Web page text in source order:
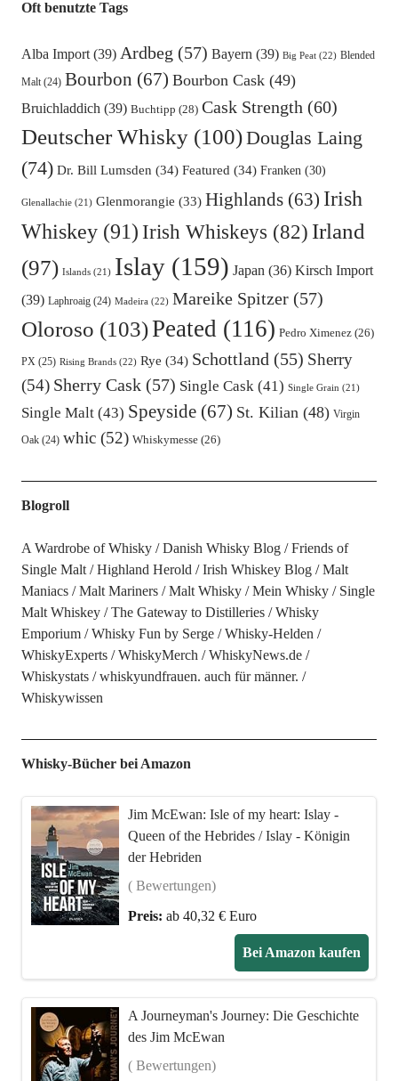
Oft benutzte Tags
Alba Import(39) Ardbeg (57) Bayern(39) Big Peat(22) Blended
Malt(24) Bourbon (67) Bourbon Cask(49)
Bruichladdich(39) Buchtipp (28) Cask Strength (60)
Deutscher Whisky(100)Douglas Laing
(74) Dr. Bill Lumsden (34) Featured(34) Franken(30)
Glenallachie(21) Glenmorangie (33) Highlands(63) Irish
Whiskey(91) Irish Whiskeys (82) Irland
(97) Islands(21) Islay(159) Japan (36) Kirsch Import
(39) Laphroaig(24) Madeira(22) Mareike Spitzer(57)
Oloroso (103)Peated (116) Pedro Ximenez(26)
PX(25) Rising Brands(22) Rye (34) Schottland(55) Sherry
(54) Sherry Cask(57) Single Cask(41) Single Grain(21)
Single Malt(43) Speyside(67) St. Kilian(48) Virgin
Oak(24) whic(52) Whiskymesse(26)
Blogroll
A Wardrobe of Whisky Danish Whisky Blog
Friends of
Single Malt
Highland Herold Irish Whiskey Blog
Malt
Maniacs
Malt Mariners Malt Whisky Mein Whisky
Single
Malt Whiskey
The Gateway to Distilleries
Whisky
Emporium
Whisky Fun by Serge
Whisky-Helden
WhiskyExperts
WhiskyMerch
WhiskyNews.de
Whiskystats
whiskyundfrauen. auch für männer.
Whiskywissen
Whisky-Bücher bei Amazon
Jim McEwan: Isle of my heart: Islay -
Queen of the Hebrides / Islay - Königin
der Hebriden
( Bewertungen)
Preis: ab 40,32 € Euro
Bei Amazon kaufen
A Journeyman's Journey: Die Geschichte
des Jim McEwan
( Bewertungen)